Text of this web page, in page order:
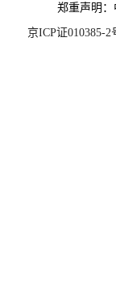
郑重声明
京ICP证010385-2